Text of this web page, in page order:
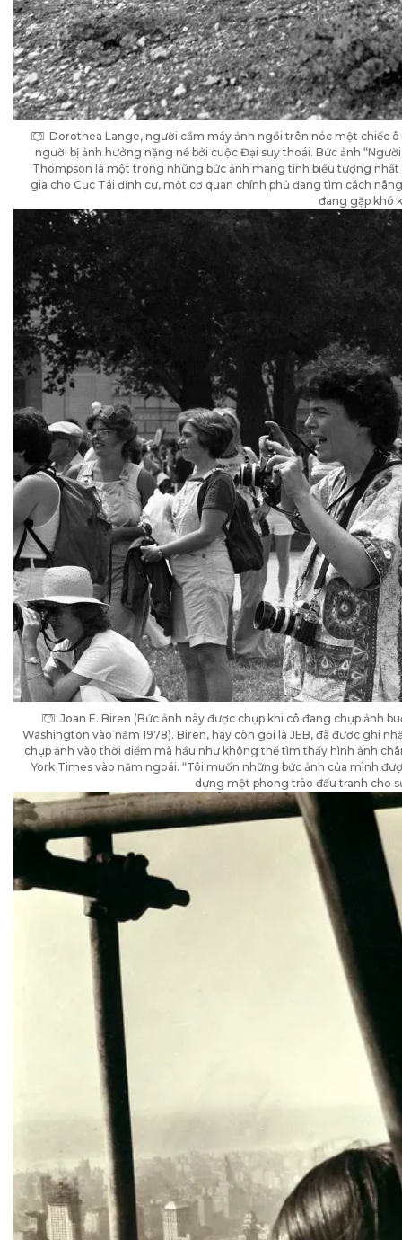
Dorothea Lange, người cầm máy ảnh ngồi trên nóc một chiếc
người bị ảnh hưởng nặng nề bởi cuộc Đại suy thoái. Bức ảnh
Thompson là một trong những bức ảnh mang tính biểu tượng
gia cho Cục Tái định cư, một cơ quan chính phủ đang tìm cách
đang gặp khó
Joan E. Biren (Bức ảnh này được chụp khi cô đang chụp ảnh
Washington vào năm 1978). Biren, hay còn gọi là JEB, đã được ghi
chụp ảnh vào thời điểm mà hầu như không thể tìm thấy hình ảnh
York Times vào năm ngoái. “Tôi muốn những bức ảnh của mình
dựng một phong trào đấu tranh cho